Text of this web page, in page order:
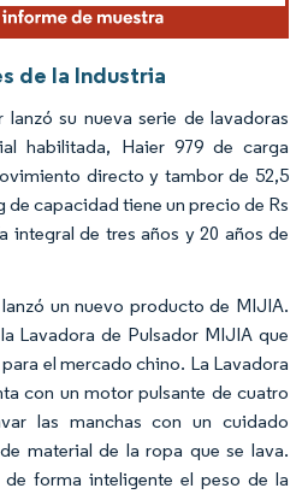
de la Industria
su nueva serie de lavadoras
habilitada, Haier 979 de carga
directo y tambor de 52,5
de capacidad tiene un precio de Rs
integral de tres años y 20 años de
un nuevo producto de MIJIA.
Lavadora de Pulsador MIJIA que
el mercado chino. La Lavadora
con un motor pulsante de cuatro
las manchas con un cuidado
material de la ropa que se lava.
forma inteligente el peso de la